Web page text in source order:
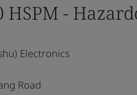
HSPM -
Electronics
Road